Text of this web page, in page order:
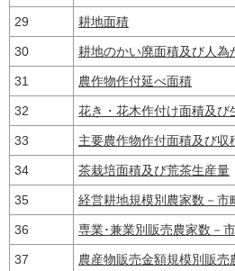
29 耕地面積
30 耕地のかい廃面積及び人為
31 農作物作付延べ面積
32 花き・花木作付け面積及び
33 主要農作物作付面積及び収
34 茶栽培面積及び荒茶生産量
35 経営耕地規模別農家数－市
36 専業･兼業別販売農家数－
37 農産物販売金額規模別販売